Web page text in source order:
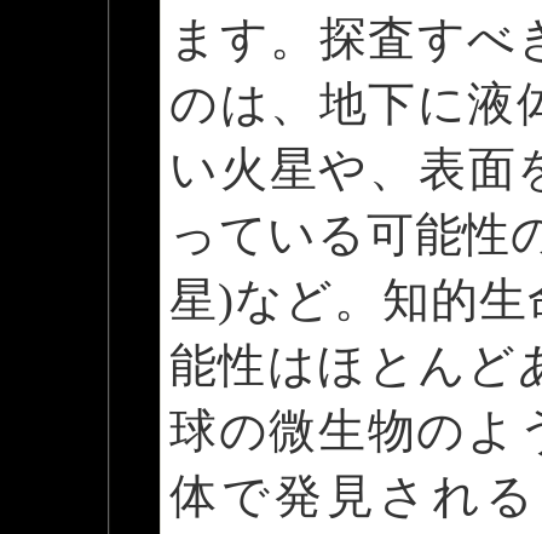
ます。探査すべ
のは、地下に液
い火星や、表面
っている可能性
星)など。知的
能性はほとんど
球の微生物のよ
体で発見され